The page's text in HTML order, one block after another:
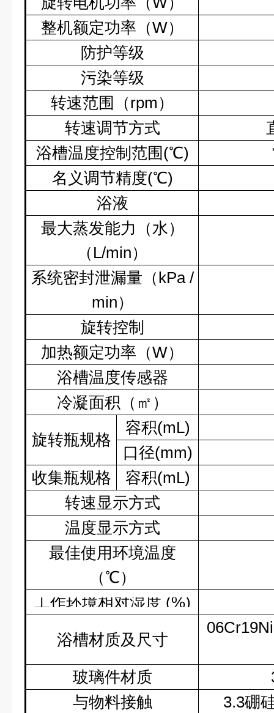
整机额定功率（W）
防护等级
污染等级
转速范围（rpm ）
转速调节方式
浴槽温度控制范围(℃)
名义调节精度(℃)
浴液
最大蒸发能力（水）
（ L/min）
系统密封泄漏量（kPa /
min）
旋转控制
加热额定功率（W）
浴槽温度传感器
冷凝面积（㎡）
旋转瓶规格
容积(mL)
口径(mm)
收集瓶规格
容积(mL)
转速显示方式
温度显示方式
最佳使用环境温度
（℃）
工作环境相对湿度 (%)
浴槽材质及尺寸
玻璃件材质
与物料接触
3.3硼